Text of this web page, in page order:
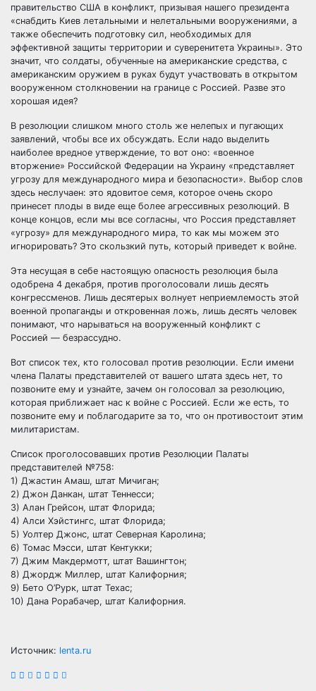
правительство США в конфликт, призывая нашего президента
«снабдить Киев летальными и нелетальными вооружениями, а
также обеспечить подготовку сил, необходимых для
эффективной защиты территории и суверенитета Украины». Это
значит, что солдаты, обученные на американские средства, с
американским оружием в руках будут участвовать в открытом
вооруженном столкновении на границе с Россией. Разве это
хорошая идея?
В резолюции слишком много столь же нелепых и пугающих
заявлений, чтобы все их обсуждать. Если надо выделить
наиболее вредное утверждение, то вот оно: «военное
вторжение» Российской Федерации на Украину «представляет
угрозу для международного мира и безопасности». Выбор слов
здесь неслучаен: это ядовитое семя, которое очень скоро
принесет плоды в виде еще более агрессивных резолюций. В
конце концов, если мы все согласны, что Россия представляет
«угрозу» для международного мира, то как мы можем это
игнорировать? Это скользкий путь, который приведет к войне.
Эта несущая в себе настоящую опасность резолюция была
одобрена 4 декабря, против проголосовали лишь десять
конгрессменов. Лишь десятерых волнует неприемлемость этой
военной пропаганды и откровенная ложь, лишь десять человек
понимают, что нарываться на вооруженный конфликт с
Россией — безрассудно.
Вот список тех, кто голосовал против резолюции. Если имени
члена Палаты представителей от вашего штата здесь нет, то
позвоните ему и узнайте, зачем он голосовал за резолюцию,
которая приближает нас к войне с Россией. Если же есть, то
позвоните ему и поблагодарите за то, что он противостоит этим
милитаристам.
Список проголосовавших против Резолюции Палаты
представителей №758:
1) Джастин Амаш, штат Мичиган;
2) Джон Данкан, штат Теннесси;
3) Алан Грейсон, штат Флорида;
4) Алси Хэйстингс, штат Флорида;
5) Уолтер Джонс, штат Северная Каролина;
6) Томас Мэсси, штат Кентукки;
7) Джим Макдермотт, штат Вашингтон;
8) Джордж Миллер, штат Калифорния;
9) Бето О’Рурк, штат Техас;
10) Дана Рорабачер, штат Калифорния.
Источник: lenta.ru